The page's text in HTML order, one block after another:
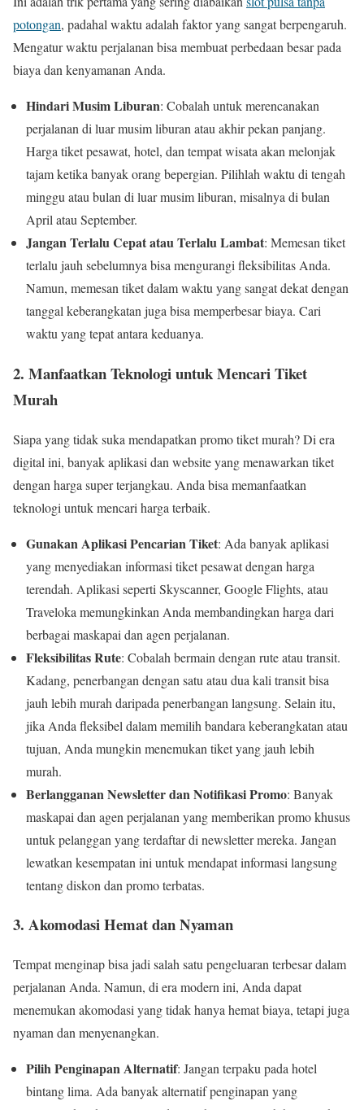
potongan, padahal waktu adalah faktor yang sangat berpengaruh.
Mengatur waktu perjalanan bisa membuat perbedaan besar pada
biaya dan kenyamanan Anda.
Hindari Musim Liburan: Cobalah untuk merencanakan
perjalanan di luar musim liburan atau akhir pekan panjang.
Harga tiket pesawat, hotel, dan tempat wisata akan melonjak
tajam ketika banyak orang bepergian. Pilihlah waktu di tengah
minggu atau bulan di luar musim liburan, misalnya di bulan
April atau September.
Jangan Terlalu Cepat atau Terlalu Lambat: Memesan tiket
terlalu jauh sebelumnya bisa mengurangi fleksibilitas Anda.
Namun, memesan tiket dalam waktu yang sangat dekat dengan
tanggal keberangkatan juga bisa memperbesar biaya. Cari
waktu yang tepat antara keduanya.
2. Manfaatkan Teknologi untuk Mencari Tiket
Murah
Siapa yang tidak suka mendapatkan promo tiket murah? Di era
digital ini, banyak aplikasi dan website yang menawarkan tiket
dengan harga super terjangkau. Anda bisa memanfaatkan
teknologi untuk mencari harga terbaik.
Gunakan Aplikasi Pencarian Tiket: Ada banyak aplikasi
yang menyediakan informasi tiket pesawat dengan harga
terendah. Aplikasi seperti Skyscanner, Google Flights, atau
Traveloka memungkinkan Anda membandingkan harga dari
berbagai maskapai dan agen perjalanan.
Fleksibilitas Rute: Cobalah bermain dengan rute atau transit.
Kadang, penerbangan dengan satu atau dua kali transit bisa
jauh lebih murah daripada penerbangan langsung. Selain itu,
jika Anda fleksibel dalam memilih bandara keberangkatan atau
tujuan, Anda mungkin menemukan tiket yang jauh lebih
murah.
Berlangganan Newsletter dan Notifikasi Promo: Banyak
maskapai dan agen perjalanan yang memberikan promo khusus
untuk pelanggan yang terdaftar di newsletter mereka. Jangan
lewatkan kesempatan ini untuk mendapat informasi langsung
tentang diskon dan promo terbatas.
3. Akomodasi Hemat dan Nyaman
Tempat menginap bisa jadi salah satu pengeluaran terbesar dalam
perjalanan Anda. Namun, di era modern ini, Anda dapat
menemukan akomodasi yang tidak hanya hemat biaya, tetapi juga
nyaman dan menyenangkan.
Pilih Penginapan Alternatif: Jangan terpaku pada hotel
bintang lima. Ada banyak alternatif penginapan yang